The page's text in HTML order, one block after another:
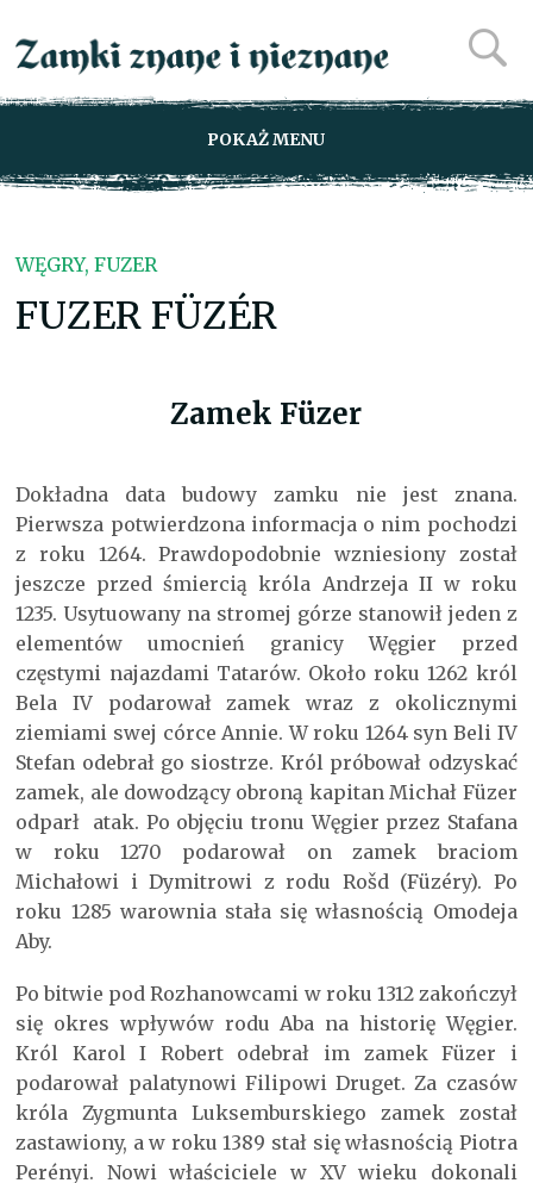
POKAŻ MENU
WĘGRY, FUZER
FUZER FÜZÉR
Zamek Füzer
Dokładna data budowy zamku nie jest znana.
Pierwsza potwierdzona informacja o nim pochodzi
z roku 1264. Prawdopodobnie wzniesiony został
jeszcze przed śmiercią króla Andrzeja II w roku
1235. Usytuowany na stromej górze stanowił jeden z
elementów umocnień granicy Węgier przed
częstymi najazdami Tatarów. Około roku 1262 król
Bela IV podarował zamek wraz z okolicznymi
ziemiami swej córce Annie. W roku 1264 syn Beli IV
Stefan odebrał go siostrze. Król próbował odzyskać
zamek, ale dowodzący obroną kapitan Michał Füzer
odparł atak. Po objęciu tronu Węgier przez Stafana
w roku 1270 podarował on zamek braciom
Michałowi i Dymitrowi z rodu Rošd (Füzéry). Po
roku 1285 warownia stała się własnością Omodeja
Aby.
Po bitwie pod Rozhanowcami w roku 1312 zakończył
się okres wpływów rodu Aba na historię Węgier.
Król Karol I Robert odebrał im zamek Füzer i
podarował palatynowi Filipowi Druget. Za czasów
króla Zygmunta Luksemburskiego zamek został
zastawiony, a w roku 1389 stał się własnością Piotra
Perényi. Nowi właściciele w XV wieku dokonali